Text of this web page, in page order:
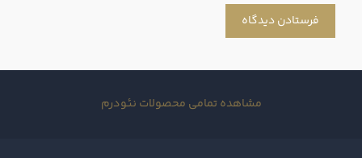
مشاهده تمامی محصولات نئودرم